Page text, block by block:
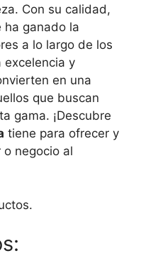
Con su calidad,
ha ganado la
a lo largo de los
excelencia y
en una
que buscan
gama. ¡Descubre
tiene para ofrecer y
negocio al